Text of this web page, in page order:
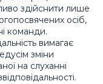
здійснити лише
осіб,
команди.
вимагає
зміни
на слуханні